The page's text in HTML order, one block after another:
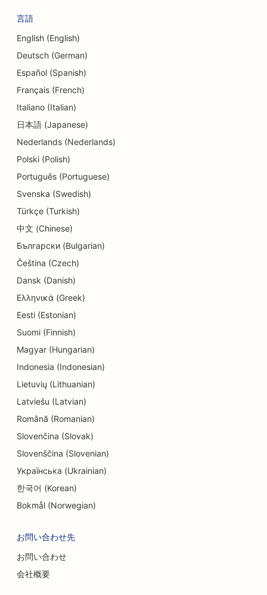
保育園向けSEO対策
借金相談サービスのSEO
デリカテッセンのSEO
歯科医院のためのSEO
皮膚剥離サービスのSEO
ドーナツ店のためのSEO
ダイナー向けSEO
クリーニング店向けSEO
教育・保育サービスのSEO
家電量販店のSEO
歯内療法専門医のためのSEO
エンターテインメントとレクリエーションのための
SEO
エスケープルームのSEO
フェイスリフト・サービスのSEO
ファーム・トゥ・テーブル・レストランのための
SEO
ファーストフード店のSEO
金融サービス向けSEO
言語
English (English)
Deutsch (German)
Español (Spanish)
Français (French)
Italiano (Italian)
日本語 (Japanese)
Nederlands (Nederlands)
Polski (Polish)
Português (Portuguese)
Svenska (Swedish)
Türkçe (Turkish)
中文 (Chinese)
Български (Bulgarian)
Čeština (Czech)
Dansk (Danish)
Ελληνικά (Greek)
Eesti (Estonian)
Suomi (Finnish)
Magyar (Hungarian)
Indonesia (Indonesian)
Lietuvių (Lithuanian)
Latviešu (Latvian)
Română (Romanian)
Slovenčina (Slovak)
Slovenščina (Slovenian)
Українська (Ukrainian)
한국어 (Korean)
Bokmål (Norwegian)
お問い合わせ先
お問い合わせ
会社概要